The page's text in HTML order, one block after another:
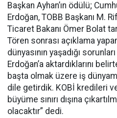
Başkan Ayhan’ın ödülü;
Erdoğan, TOBB Başkanı M.
Ticaret Bakanı Ömer Bolat
Tören sonrası açıklama
dünyasının yaşadığı
Erdoğan’a aktardıklarını
başta olmak üzere iş
dile getirdik. KOBİ kredileri
büyüme sınırı dışına
olacaktır” dedi.